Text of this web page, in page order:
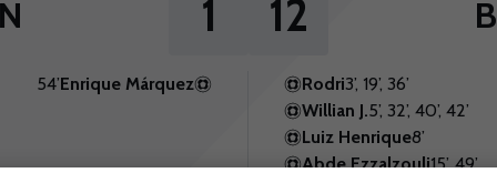
1 12
54’Enrique Márquez 3’, 19’, 36’
Rodri
5’, 32’, 40’, 42’
Willian J.
8’
Luiz Henrique
15’, 49’
Abde Ezzalzouli